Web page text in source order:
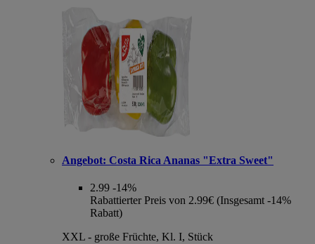
Angebot: Costa Rica Ananas "Extra Sweet"
2.99 -14%
Rabattierter Preis von 2.99€ (Insgesamt -14%
Rabatt)
XXL - große Früchte, Kl. I, Stück